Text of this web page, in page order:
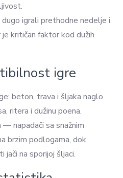
igrali prethodne nedelje i
kritičan faktor kod dužih
igre
beton, trava i šljaka naglo
ritera i dužinu poena.
napadači sa snažnim
brzim podlogama, dok
jači na sporijoj šljaci.